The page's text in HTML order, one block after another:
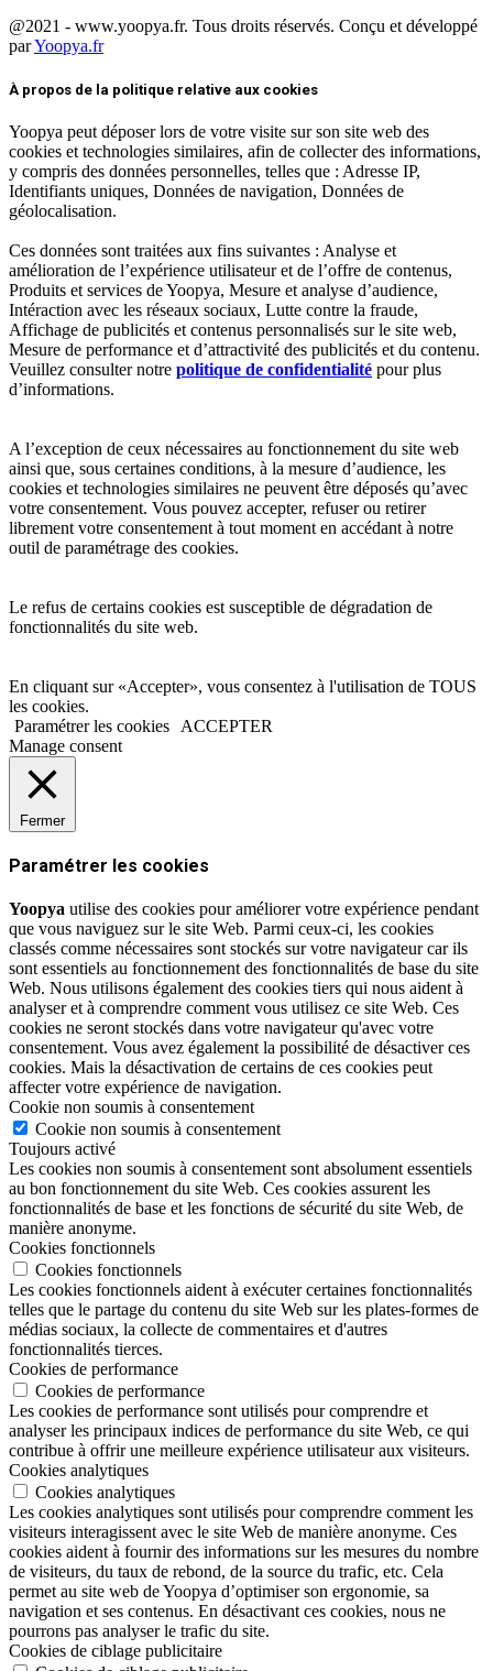
@2021 - www.yoopya.fr. Tous droits réservés. Conçu et développé
parYoopya.fr
À propos de la politique relative aux cookies
Yoopya peut déposer lors de votre visite sur son site web des
cookies et technologies similaires, afin de collecter des informations,
y compris des données personnelles, telles que : Adresse IP,
Identifiants uniques, Données de navigation, Données de
géolocalisation.
Ces données sont traitées aux fins suivantes : Analyse et
amélioration de l’expérience utilisateur et de l’offre de contenus,
Produits et services de Yoopya, Mesure et analyse d’audience,
Intéraction avec les réseaux sociaux, Lutte contre la fraude,
Affichage de publicités et contenus personnalisés sur le site web,
Mesure de performance et d’attractivité des publicités et du contenu.
Veuillez consulter notre politique de confidentialité pour plus
d’informations.
A l’exception de ceux nécessaires au fonctionnement du site web
ainsi que, sous certaines conditions, à la mesure d’audience, les
cookies et technologies similaires ne peuvent être déposés qu’avec
votre consentement. Vous pouvez accepter, refuser ou retirer
librement votre consentement à tout moment en accédant à notre
outil de paramétrage des cookies.
Le refus de certains cookies est susceptible de dégradation de
fonctionnalités du site web.
En cliquant sur «Accepter», vous consentez à l'utilisation de TOUS
les cookies.
Paramétrer les cookies
ACCEPTER
Manage consent
Fermer
Paramétrer les cookies
Yoopya utilise des cookies pour améliorer votre expérience pendant
que vous naviguez sur le site Web. Parmi ceux-ci, les cookies
classés comme nécessaires sont stockés sur votre navigateur car ils
sont essentiels au fonctionnement des fonctionnalités de base du site
Web. Nous utilisons également des cookies tiers qui nous aident à
analyser et à comprendre comment vous utilisez ce site Web. Ces
cookies ne seront stockés dans votre navigateur qu'avec votre
consentement. Vous avez également la possibilité de désactiver ces
cookies. Mais la désactivation de certains de ces cookies peut
affecter votre expérience de navigation.
Cookie non soumis à consentement
Cookie non soumis à consentement
Toujours activé
Les cookies non soumis à consentement sont absolument essentiels
au bon fonctionnement du site Web. Ces cookies assurent les
fonctionnalités de base et les fonctions de sécurité du site Web, de
manière anonyme.
Cookies fonctionnels
Cookies fonctionnels
Les cookies fonctionnels aident à exécuter certaines fonctionnalités
telles que le partage du contenu du site Web sur les plates-formes de
médias sociaux, la collecte de commentaires et d'autres
fonctionnalités tierces.
Cookies de performance
Cookies de performance
Les cookies de performance sont utilisés pour comprendre et
analyser les principaux indices de performance du site Web, ce qui
contribue à offrir une meilleure expérience utilisateur aux visiteurs.
Cookies analytiques
Cookies analytiques
Les cookies analytiques sont utilisés pour comprendre comment les
visiteurs interagissent avec le site Web de manière anonyme. Ces
cookies aident à fournir des informations sur les mesures du nombre
de visiteurs, du taux de rebond, de la source du trafic, etc. Cela
permet au site web de Yoopya d’optimiser son ergonomie, sa
navigation et ses contenus. En désactivant ces cookies, nous ne
pourrons pas analyser le trafic du site.
Cookies de ciblage publicitaire